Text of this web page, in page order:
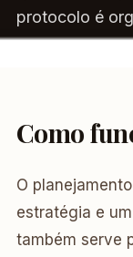
protocolo é
Como
O
estratégia e
também serve